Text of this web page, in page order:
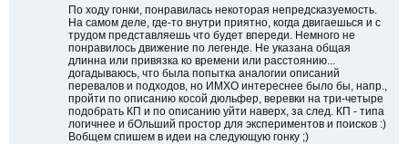
По ходу гонки, понравилась некоторая непредсказуемость.
На самом деле, где-то внутри приятно, когда двигаешься и с
трудом представляешь что будет впереди. Немного не
понравилось движение по легенде. Не указана общая
длинна или привязка ко времени или расстоянию...
догадываюсь, что была попытка аналогии описаний
перевалов и подходов, но ИМХО интереснее было бы, напр.,
пройти по описанию косой дюльфер, веревки на три-четыре
подобрать КП и по описанию уйти наверх, за след. КП - типа
логичнее и бОльший простор для экспериментов и поисков :)
Вобщем спишем в идеи на следующую гонку ;)